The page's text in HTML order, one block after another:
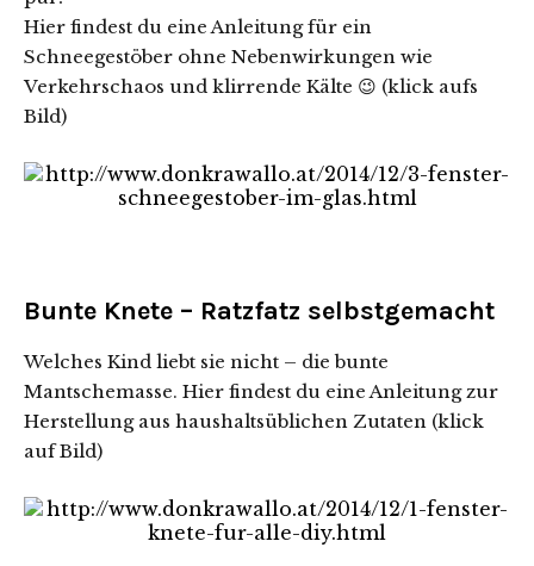
Hier findest du eine Anleitung für ein
Schneegestöber ohne Nebenwirkungen wie
Verkehrschaos und klirrende Kälte 😉 (klick aufs
Bild)
Bunte Knete – Ratzfatz selbstgemacht
Welches Kind liebt sie nicht – die bunte
Mantschemasse. Hier findest du eine Anleitung zur
Herstellung aus haushaltsüblichen Zutaten (klick
auf Bild)